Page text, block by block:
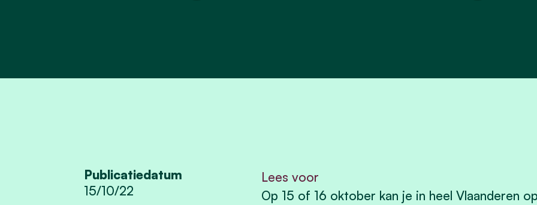
Publicatiedatum
15/10/22
Lees voor
Op 15 of 16 oktober kan je in heel Vlaanderen